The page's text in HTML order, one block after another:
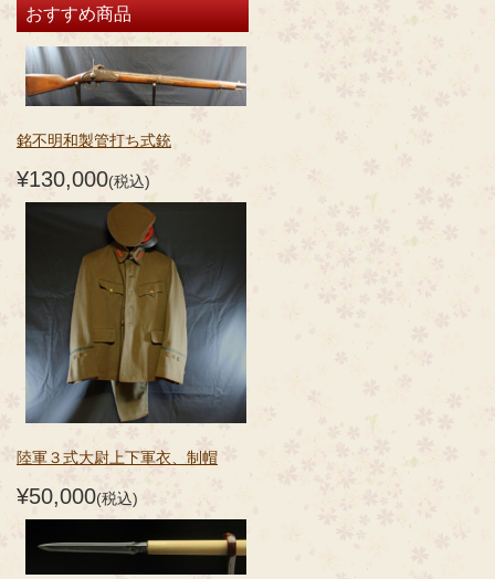
おすすめ商品
銘不明和製管打ち式銃
¥130,000(税込)
陸軍３式大尉上下軍衣、制帽
¥50,000(税込)